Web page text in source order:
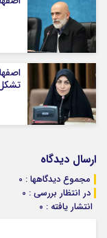
ارسال دیدگاه
مجموع دیدگاهها : 0
در انتظار بررسی : 0
انتشار یافته : ۰